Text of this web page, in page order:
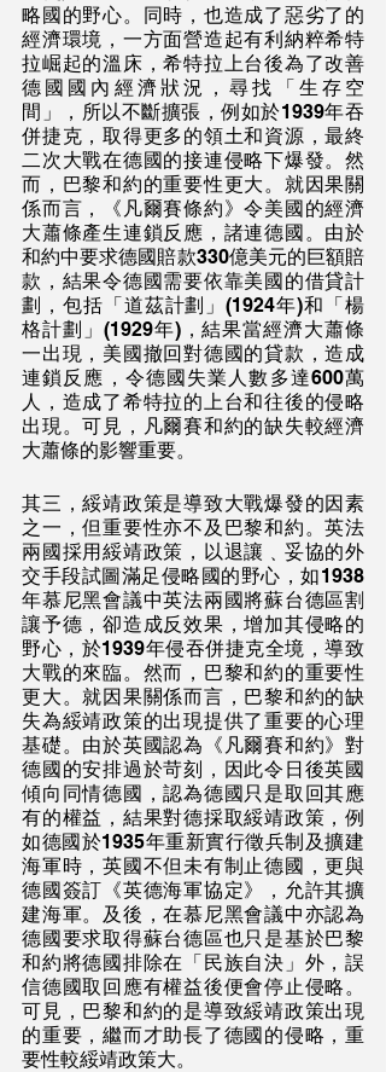
略國的野心。同時，也造成了惡劣了的
經濟環境，一方面營造起有利納粹希特
拉崛起的溫床，希特拉上台後為了改善
德國國內經濟狀況，尋找「生存空
間」，所以不斷擴張，例如於1939年吞
併捷克，取得更多的領土和資源，最終
二次大戰在德國的接連侵略下爆發。然
而，巴黎和約的重要性更大。就因果關
係而言，《凡爾賽條約》令美國的經濟
大蕭條產生連鎖反應，諸連德國。由於
和約中要求德國賠款330億美元的巨額賠
款，結果令德國需要依靠美國的借貸計
劃，包括「道茲計劃」(1924年)和「楊
格計劃」(1929年)，結果當經濟大蕭條
一出現，美國撤回對德國的貸款，造成
連鎖反應，令德國失業人數多達600萬
人，造成了希特拉的上台和往後的侵略
出現。可見，凡爾賽和約的缺失較經濟
大蕭條的影響重要。
其三，綏靖政策是導致大戰爆發的因素
之一，但重要性亦不及巴黎和約。英法
兩國採用綏靖政策，以退讓﹑妥協的外
交手段試圖滿足侵略國的野心，如1938
年慕尼黑會議中英法兩國將蘇台德區割
讓予德，卻造成反效果，增加其侵略的
野心，於1939年侵吞併捷克全境，導致
大戰的來臨。然而，巴黎和約的重要性
更大。就因果關係而言，巴黎和約的缺
失為綏靖政策的出現提供了重要的心理
基礎。由於英國認為《凡爾賽和約》對
德國的安排過於苛刻，因此令日後英國
傾向同情德國，認為德國只是取回其應
有的權益，結果對德採取綏靖政策，例
如德國於1935年重新實行徵兵制及擴建
海軍時，英國不但未有制止德國，更與
德國簽訂《英德海軍協定》，允許其擴
建海軍。及後，在慕尼黑會議中亦認為
德國要求取得蘇台德區也只是基於巴黎
和約將德國排除在「民族自決」外，誤
信德國取回應有權益後便會停止侵略。
可見，巴黎和約的是導致綏靖政策出現
的重要，繼而才助長了德國的侵略，重
要性較綏靖政策大。